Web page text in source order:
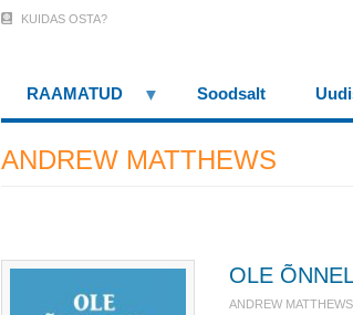
Menu
(logged
KUIDAS OSTA?
RAAMATUD Soodsalt
ANDREW MATTHEWS
OLE
ANDREW MATTHEWS